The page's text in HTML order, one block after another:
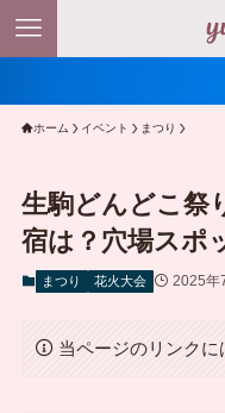
ホーム イベント まつり
生駒どんどこ祭
宿は？穴場スポ
まつり 花火大会 2025年
当ページのリンクに